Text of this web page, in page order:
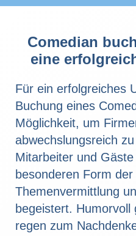
Comedian
eine
Für ein erfolgreiches
Buchung eines
Möglichkeit, um
abwechslungsreich
Mitarbeiter und
besonderen Form
Themenvermittlung
begeistert.
regen zum